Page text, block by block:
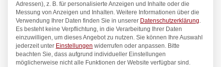
Adressen), z. B. für personalisierte Anzeigen und Inhalte oder die
Messung von Anzeigen und Inhalten. Weitere Informationen über die
Verwendung Ihrer Daten finden Sie in unserer Datenschutzerklärung.
Es besteht keine Verpflichtung, in die Verarbeitung Ihrer Daten
einzuwilligen, um dieses Angebot zu nutzen. Sie können Ihre Auswahl
jederzeit unter Einstellungen widerrufen oder anpassen. Bitte
beachten Sie, dass aufgrund individueller Einstellungen
möglicherweise nicht alle Funktionen der Website verfügbar sind.